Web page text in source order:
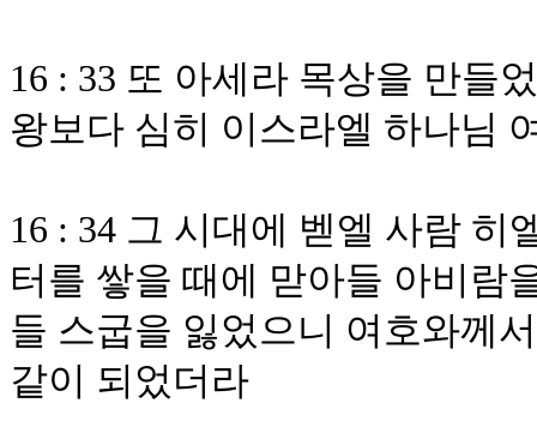
16 : 33 또 아세라 목상을 만들
왕보다 심히 이스라엘 하나님
16 : 34 그 시대에 벧엘 사람
터를 쌓을 때에 맏아들 아비람
들 스굽을 잃었으니 여호와께
같이 되었더라